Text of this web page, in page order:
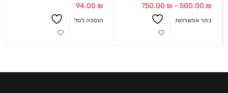
500.00 ₪
–
750.00 ₪
בחר אפשרויות
94.00 ₪
הוספה לסל